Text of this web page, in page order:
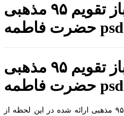
طرح لایه باز تقویم ۹۵ مذهبی
حضرت فاطمه psd
طرح لایه باز تقویم ۹۵ مذهبی
حضرت فاطمه psd
طرح لایه باز و آماده تقویم ۹۵ مذهبی ارائه شده در این لحظه از